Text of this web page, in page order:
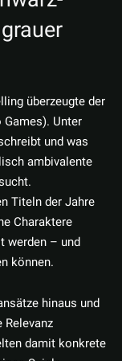
überzeugte der
Unter
und was
ambivalente
Titeln der Jahre
Charaktere
werden – und
können.
hinaus und
damit konkrete